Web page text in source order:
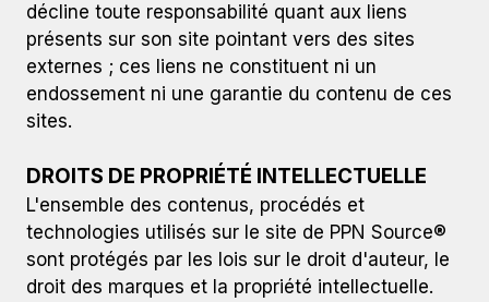
décline toute responsabilité quant aux liens
présents sur son site pointant vers des sites
externes ; ces liens ne constituent ni un
endossement ni une garantie du contenu de ces
sites.
DROITS DE PROPRIÉTÉ INTELLECTUELLE
L'ensemble des contenus, procédés et
technologies utilisés sur le site de PPN Source®
sont protégés par les lois sur le droit d'auteur, le
droit des marques et la propriété intellectuelle.